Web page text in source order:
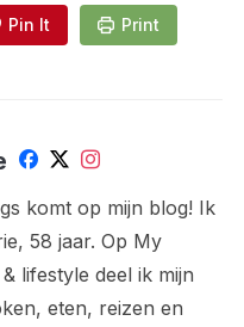
Pin It Print
komt op mijn blog! Ik
58 jaar. Op My
lifestyle deel ik mijn
eten, reizen en